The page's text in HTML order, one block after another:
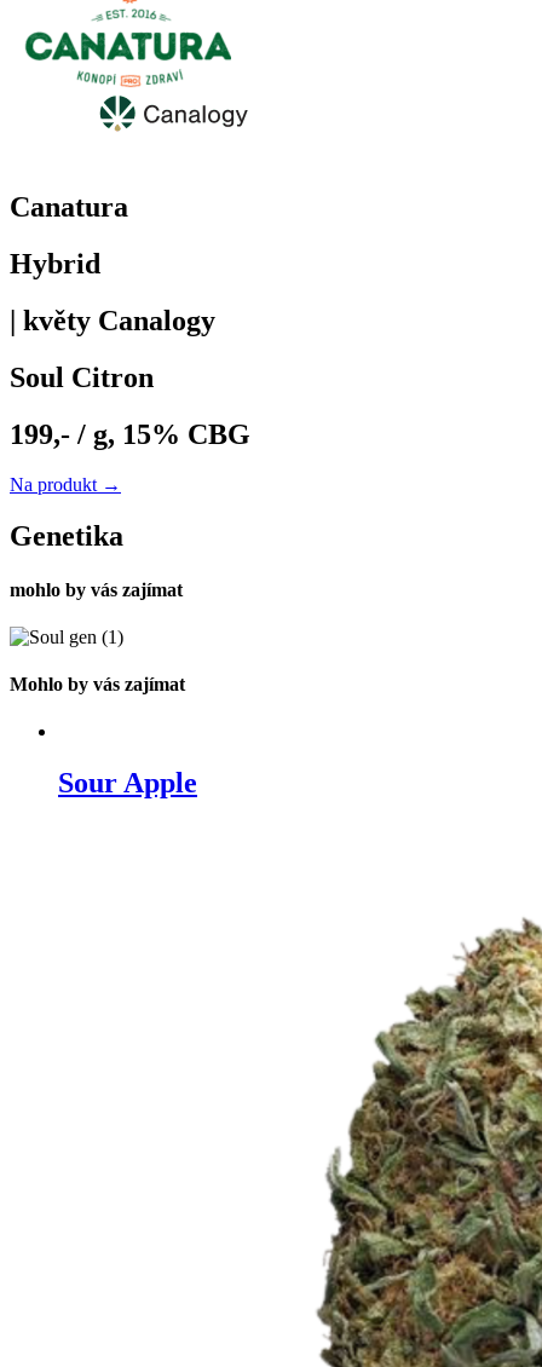
Canatura
Hybrid
| květy Canalogy
Soul Citron
199,- / g, 15% CBG
Na produkt →
Genetika
mohlo by vás zajímat
Mohlo by vás zajímat
Sour Apple